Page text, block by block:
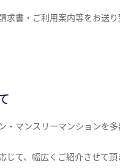
求書・ご利用案内等をお送り
・マンスリーマンションを
じて、幅広くご紹介させて頂